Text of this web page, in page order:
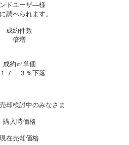
ドユーザ―様
調べられます。
成約件数
倍増
成約㎡単価
７．３％下落
却検討中のみなさま
購入時価格
現在売却価格